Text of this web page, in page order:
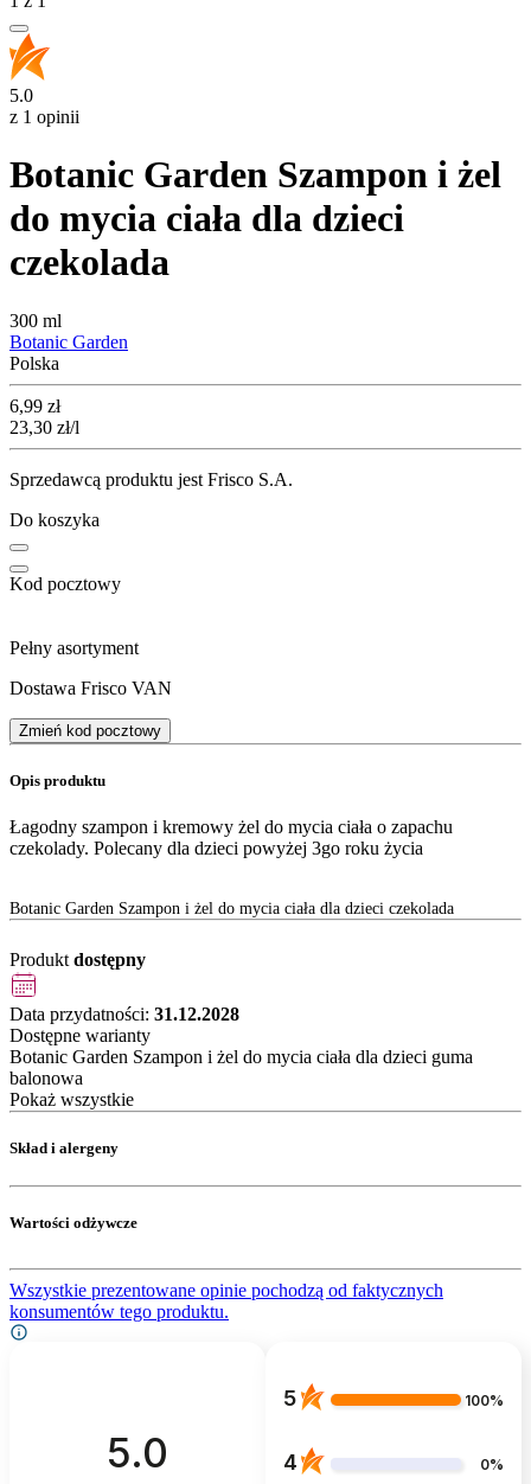
5.0
z 1 opinii
Botanic Garden Szampon i żel
do mycia ciała dla dzieci
czekolada
300 ml
Botanic Garden
Polska
Cena
6,99 zł
23,30 zł/l
Sprzedawcą produktu jest Frisco S.A.
Do koszyka
Kod pocztowy
Pełny asortyment
Dostawa Frisco VAN
Zmień kod pocztowy
Opis produktu
Łagodny szampon i kremowy żel do mycia ciała o zapachu
czekolady. Polecany dla dzieci powyżej 3go roku życia
Botanic Garden Szampon i żel do mycia ciała dla dzieci czekolada
Produkt dostępny
Data przydatności: 31.12.2028
Dostępne warianty
Botanic Garden Szampon i żel do mycia ciała dla dzieci guma
balonowa
Pokaż wszystkie
Skład i alergeny
Wartości odżywcze
Wszystkie prezentowane opinie pochodzą od faktycznych
konsumentów tego produktu.
5.0
5 100%
4 0%